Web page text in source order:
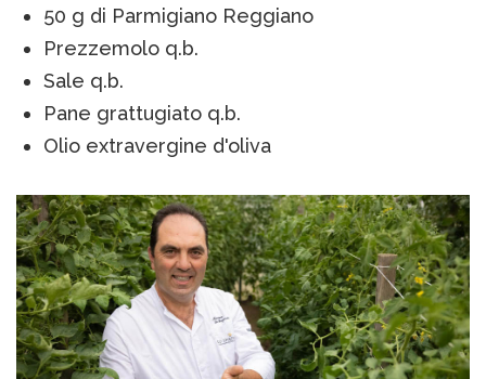
50 g di Parmigiano Reggiano
Prezzemolo q.b.
Sale q.b.
Pane grattugiato q.b.
Olio extravergine d'oliva